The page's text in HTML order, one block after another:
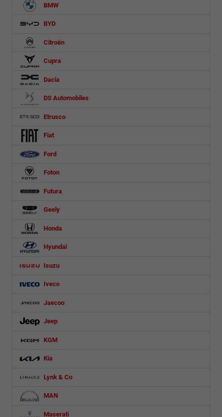
BMW
BYD
Citroën
Cupra
Dacia
DS Automobiles
Etrusco
Fiat
Ford
Foton
Futura
Geely
Honda
Hyundai
Isuzu
Iveco
Jaecoo
Jeep
KGM
Kia
Lynk & Co
MAN
Maserati